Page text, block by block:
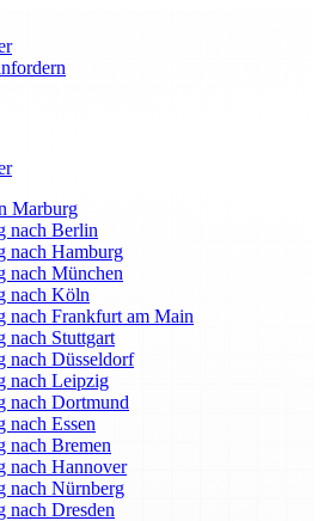
Marburg
nach Berlin
nach Hamburg
nach München
nach Köln
nach Frankfurt am Main
nach Stuttgart
nach Düsseldorf
nach Leipzig
nach Dortmund
nach Essen
nach Bremen
nach Hannover
nach Nürnberg
nach Dresden